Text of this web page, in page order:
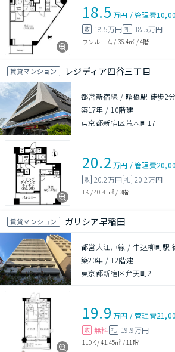
18.5 万円 /管理費
敷 18.5万円 礼 18.5万円
ワンルーム / 36.4㎡ /4階
賃貸マンション レジディア四谷三丁目
都営新宿線 / 曙橋駅 徒歩2分
築17年 / 10階建
東京都新宿区荒木町17
20.2 万円 /管理費
敷 20.2万円 礼 20.2万円
1K /40.41㎡ / 3階
賃貸マンション ガリシア早稲田
都営大江戸線 / 牛込柳町駅
築20年 / 12階建
東京都新宿区弁天町2
19.9 万円 /管理費
敷 無料 礼 19.9万円
1LDK/41.45㎡ / 11階